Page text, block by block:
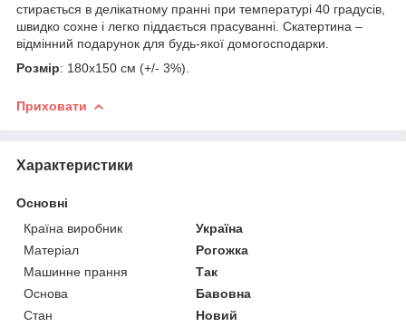
стирається в делікатному пранні при температурі 40 градусів,
швидко сохне і легко піддається прасуванні. Скатертина –
відмінний подарунок для будь-якої домогосподарки.
Розмір: 180х150 см (+/- 3%).
Приховати
Характеристики
Основні
Країна виробник
Україна
Матеріал
Рогожка
Машинне прання
Так
Основа
Бавовна
Стан
Новий